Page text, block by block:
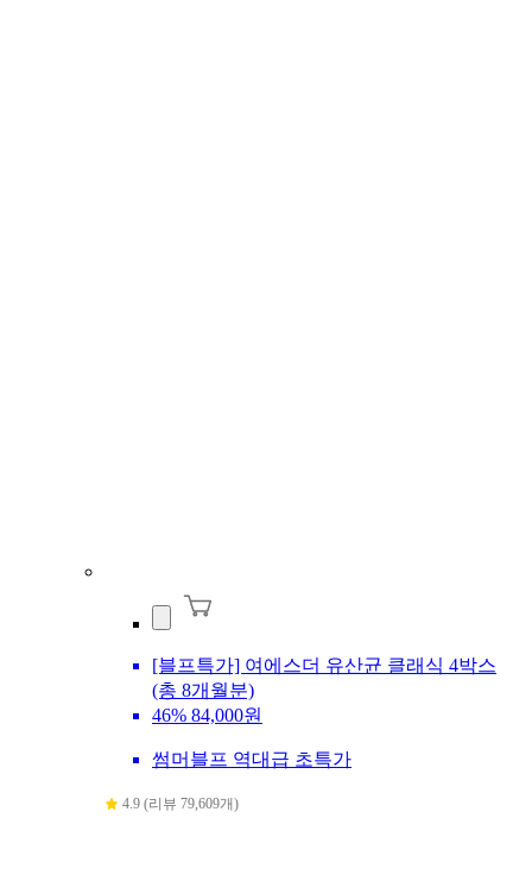
[블프특가] 여에스더 유산균 클래식 4박스
(총 8개월분)
46% 84,000원
썸머블프 역대급 초특가
4.9 (리뷰 79,609개)